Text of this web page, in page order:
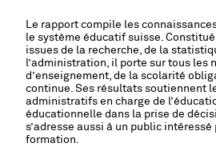
Le rapport compile les
le système éducatif suisse.
issues de la recherche, de la
l’administration, il porte sur tous les
d’enseignement, de la scolarité
continue. Ses résultats soutiennent
administratifs en charge de
éducationnelle dans la prise de
s’adresse aussi à un public
formation.